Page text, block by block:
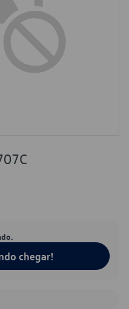
chegar!